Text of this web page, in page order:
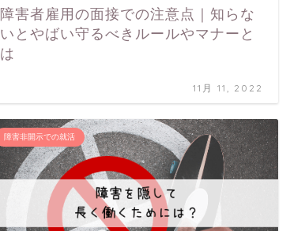
障害者雇用の面接での注意点｜知らな
いとやばい守るべきルールやマナーと
は
11月 11, 2022
障害非開示での就活